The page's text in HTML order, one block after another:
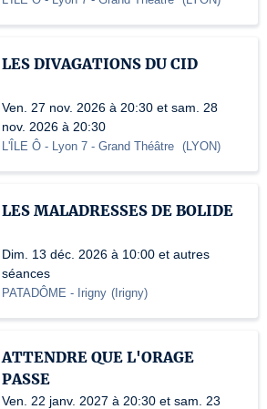
LES DIVAGATIONS DU CID
Ven. 27 nov. 2026 à 20:30 et sam. 28
nov. 2026 à 20:30
L'ÎLE Ô - Lyon 7 - Grand Théâtre (LYON)
LES MALADRESSES DE BOLIDE
Dim. 13 déc. 2026 à 10:00 et autres
séances
PATADÔME - Irigny ( Irigny)
ATTENDRE QUE L'ORAGE
PASSE
Ven. 22 janv. 2027 à 20:30 et sam. 23